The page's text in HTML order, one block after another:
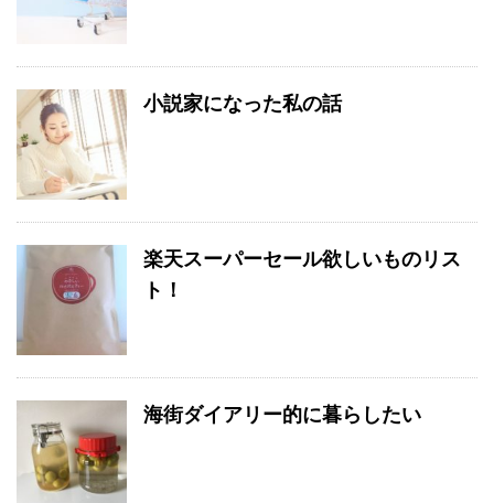
小説家になった私の話
楽天スーパーセール欲しいものリス
ト！
海街ダイアリー的に暮らしたい